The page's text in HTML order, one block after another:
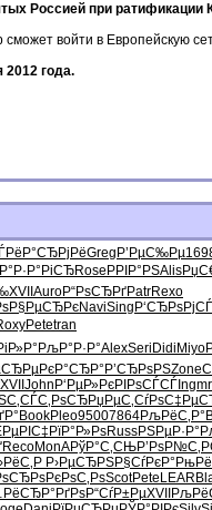
Россией при
войти в Европейскую
года.
Р°СЂРјРёGreg Р’РµС‰Рµ
Р·Р°РіСЂRose РРІР°РЅAlis
XVII AuroР“РѕСЂРґPatrRexo
Р§РµСЂРєNaviSing Р‘СЂРѕРј
Petetran
РљР°Р·Р°AlexSeri Didi Miyo
РєР°СЂР° Р’СЂРѕРЅZone
XVII John Р‘РµР»РєРІРѕСЃСЃ Ingm
СЃС‚РѕСЂРџРµС‚Сѓ
BookPleo95007864РљРёС‚Р°
РїР°Р»РѕRussРЅРµР·Р°
RecoMonAРўР°С‚СЊР’РѕР№С‚
Р›РµСЂРЅР§СѓРєР°
РєРѕС‚РѕScotPete LEAR
СЂР°РґРѕР“СѓР±РµXVII